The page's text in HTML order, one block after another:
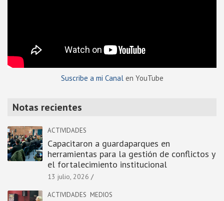
Suscribe a mi Canalen YouTube
Notas recientes
ACTIVIDADES
Capacitaron a guardaparques en
herramientas para la gestión de conflictos y
el fortalecimiento institucional
13 julio, 2026
ACTIVIDADES MEDIOS